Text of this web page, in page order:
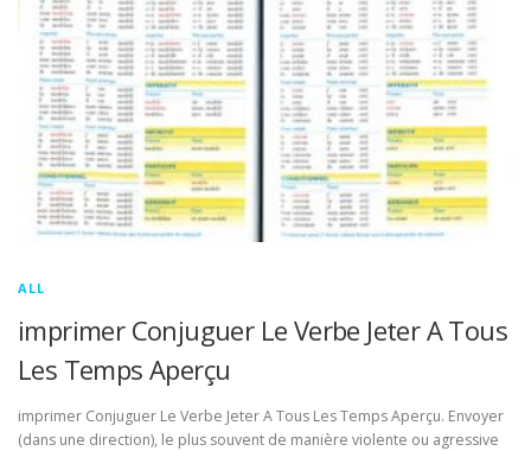
ALL
imprimer Conjuguer Le Verbe Jeter A Tous
Les Temps Aperçu
imprimer Conjuguer Le Verbe Jeter A Tous Les Temps Aperçu. Envoyer
(dans une direction), le plus souvent de manière violente ou agressive